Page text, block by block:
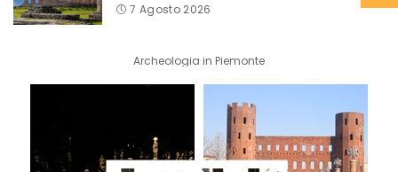
7 Agosto 2026
Archeologia in Piemonte